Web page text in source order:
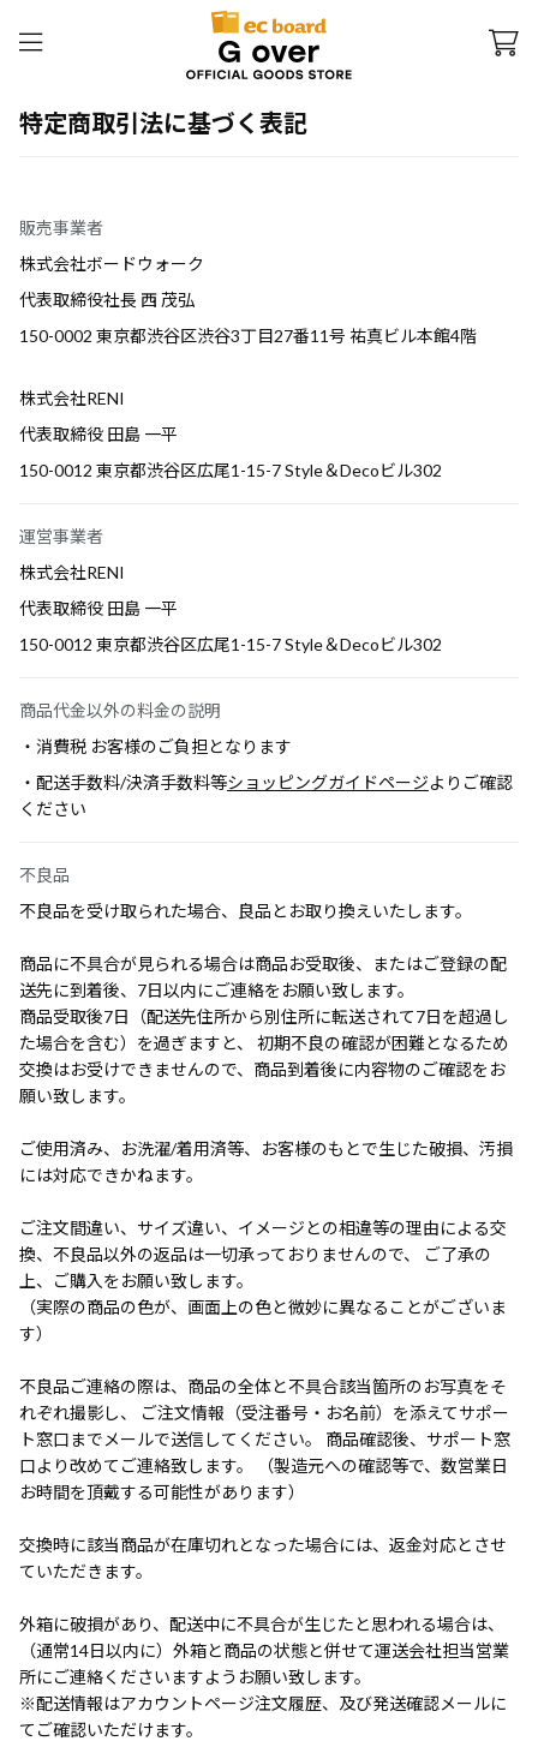
特定商取引法に基づく表記
販売事業者
株式会社ボードウォーク
代表取締役社長 西 茂弘
150-0002 東京都渋谷区渋谷3丁目27番11号 祐真ビル本館4階
株式会社RENI
代表取締役 田島 一平
150-0012 東京都渋谷区広尾1-15-7 Style＆Decoビル302
運営事業者
株式会社RENI
代表取締役 田島 一平
150-0012 東京都渋谷区広尾1-15-7 Style＆Decoビル302
商品代金以外の料金の説明
・消費税 お客様のご負担となります
・配送手数料/決済手数料等ショッピングガイドページよりご確認
ください
不良品
不良品を受け取られた場合、良品とお取り換えいたします。
商品に不具合が見られる場合は商品お受取後、またはご登録の配
送先に到着後、7日以内にご連絡をお願い致します。
商品受取後7日（配送先住所から別住所に転送されて7日を超過し
た場合を含む）を過ぎますと、 初期不良の確認が困難となるため
交換はお受けできませんので、商品到着後に内容物のご確認をお
願い致します。
ご使用済み、お洗濯/着用済等、お客様のもとで生じた破損、汚損
には対応できかねます。
ご注文間違い、サイズ違い、イメージとの相違等の理由による交
換、不良品以外の返品は一切承っておりませんので、 ご了承の
上、ご購入をお願い致します。
（実際の商品の色が、画面上の色と微妙に異なることがございま
す）
不良品ご連絡の際は、商品の全体と不具合該当箇所のお写真をそ
れぞれ撮影し、 ご注文情報（受注番号・お名前）を添えてサポー
ト窓口までメールで送信してください。 商品確認後、サポート窓
口より改めてご連絡致します。 （製造元への確認等で、数営業日
お時間を頂戴する可能性があります）
交換時に該当商品が在庫切れとなった場合には、返金対応とさせ
ていただきます。
外箱に破損があり、配送中に不具合が生じたと思われる場合は、
（通常14日以内に）外箱と商品の状態と併せて運送会社担当営業
所にご連絡くださいますようお願い致します。
※配送情報はアカウントページ注文履歴、及び発送確認メールに
てご確認いただけます。